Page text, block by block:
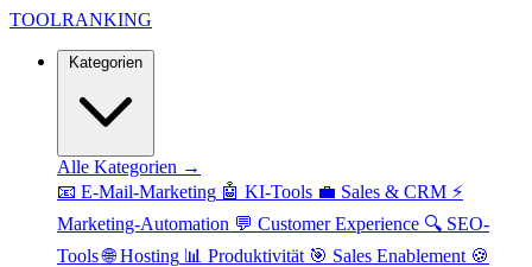
TOOLRANKING
Alle Kategorien →
📧 E-Mail-Marketing 🤖 KI-Tools 💼 Sales & CRM ⚡
Marketing-Automation 💬 Customer Experience 🔍 SEO-
Tools 🌐 Hosting 📊 Produktivität 🎯 Sales Enablement 🍪